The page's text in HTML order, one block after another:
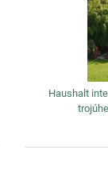
Haushalt